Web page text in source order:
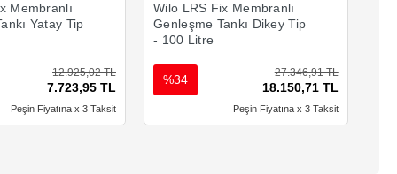
Membranlı
Yatay Tip
12.925,02 TL
7.723,95 TL
Peşin Fiyatına x 3 Taksit
Wilo LRS Fix Membranlı
Genleşme Tankı Dikey Tip
- 100 Litre
27.346,91 TL
18.150,71 TL
%34
Peşin Fiyatına x 3 Taksit